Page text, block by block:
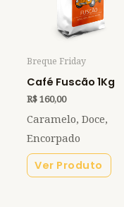
Breque Friday
Café Fuscão 1Kg
R$160,00
Caramelo, Doce,
Encorpado
Ver Produto